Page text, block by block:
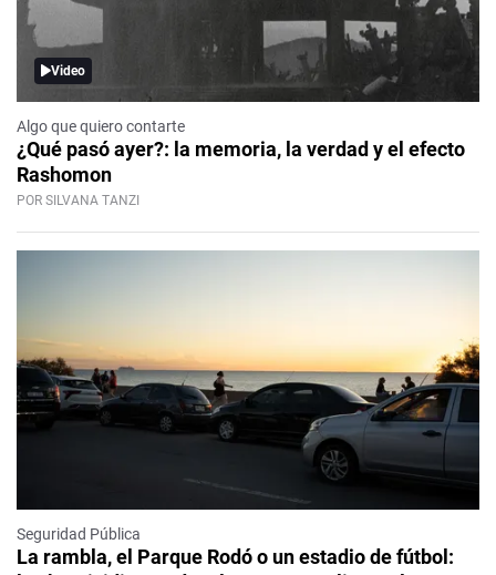
Video
Algo que quiero contarte
¿Qué pasó ayer?: la memoria, la verdad y el efecto
Rashomon
POR SILVANA TANZI
Seguridad Pública
La rambla, el Parque Rodó o un estadio de fútbol: